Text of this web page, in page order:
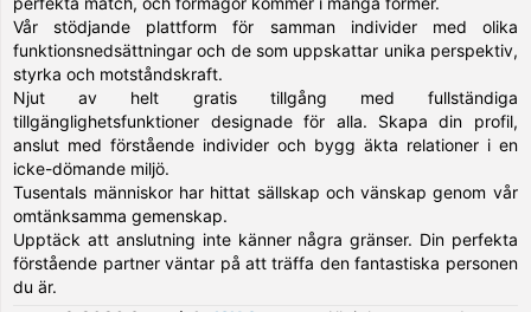
Vår stödjande plattform för samman individer med olika
funktionsnedsättningar och de som uppskattar unika perspektiv,
styrka och motståndskraft.
Njut av helt gratis tillgång med fullständiga
tillgänglighetsfunktioner designade för alla. Skapa din profil,
anslut med förstående individer och bygg äkta relationer i en
icke-dömande miljö.
Tusentals människor har hittat sällskap och vänskap genom vår
omtänksamma gemenskap.
Upptäck att anslutning inte känner några gränser. Din perfekta
förstående partner väntar på att träffa den fantastiska personen
du är.